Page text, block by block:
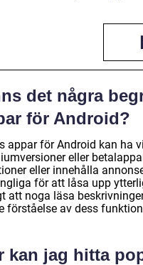
det några
för Android?
appar för Android kan ha
eller
eller innehålla
för att låsa upp
att noga läsa
förståelse av dess
kan jag hitta